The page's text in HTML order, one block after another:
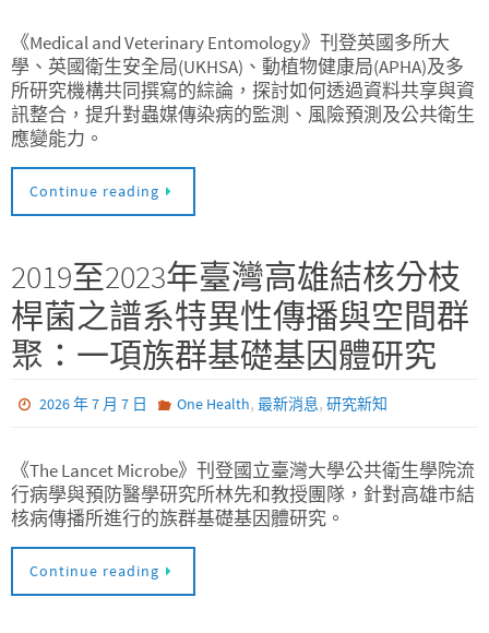
《Medical and Veterinary Entomology》刊登英國多所大
學、英國衛生安全局(UKHSA)、動植物健康局(APHA)及多
所研究機構共同撰寫的綜論，探討如何透過資料共享與資
訊整合，提升對蟲媒傳染病的監測、風險預測及公共衛生
應變能力。
Continue reading
2019至2023年臺灣高雄結核分枝
桿菌之譜系特異性傳播與空間群
聚：一項族群基礎基因體研究
2026 年 7 月 7 日 One Health, 最新消息, 研究新知
《The Lancet Microbe》刊登國立臺灣大學公共衛生學院流
行病學與預防醫學研究所林先和教授團隊，針對高雄市結
核病傳播所進行的族群基礎基因體研究。
Continue reading